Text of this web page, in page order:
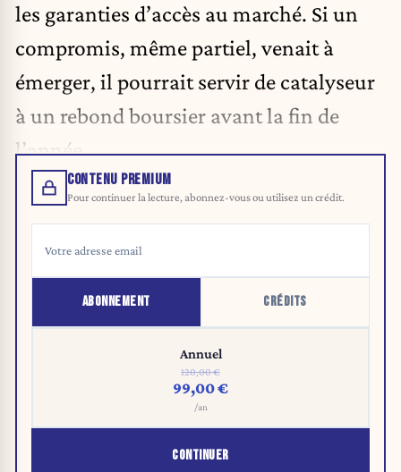
les garanties d’accès au marché. Si un
compromis, même partiel, venait à
émerger, il pourrait servir de catalyseur
à un rebond boursier avant la fin de
l’année.
CONTENU PREMIUM
Pour continuer la lecture, abonnez-vous ou utilisez un crédit.
ABONNEMENT CRÉDITS
Annuel
120,00 €
99,00 €
/an
CONTINUER